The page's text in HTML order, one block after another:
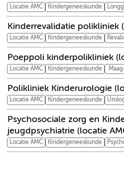
Locatie AMC Kindergeneeskunde
Kinderrevalidatie polikliniek
Locatie AMC Kindergeneeskunde
Poeppoli kinderpolikliniek
Locatie AMC Kindergeneeskunde
Polikliniek Kinderurologie
Locatie AMC Kindergeneeskunde
Psychosociale zorg en
jeugdpsychiatrie (locatie
Locatie AMC Kindergeneeskunde